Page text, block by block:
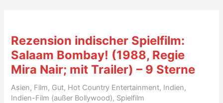
Sirimalle
Chettu
(2013,
Venkatesh)
Rezension indischer Spielfilm:
Salaam Bombay! (1988, Regie
Mira Nair; mit Trailer) – 9 Sterne
Asien, Film, Gut, Hot Country Entertainment, Indien,
Indien-Film (außer Bollywood), Spielfilm